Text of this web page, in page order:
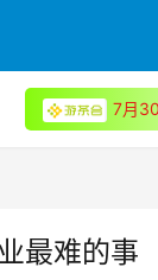
7月
最难的事